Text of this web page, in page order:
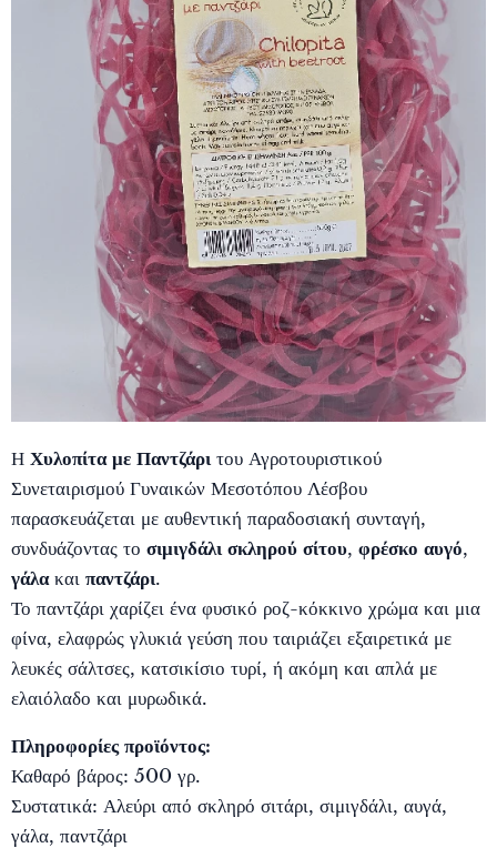
Η Χυλοπίτα με Παντζάριτου Αγροτουριστικού
Συνεταιρισμού Γυναικών Μεσοτόπου Λέσβου
παρασκευάζεται με αυθεντική παραδοσιακή συνταγή,
συνδυάζοντας το σιμιγδάλι σκληρού σίτου, φρέσκο αυγό,
γάλακαι παντζάρι.
Το παντζάρι χαρίζει ένα φυσικό ροζ-κόκκινο χρώμα και μια
φίνα, ελαφρώς γλυκιά γεύση που ταιριάζει εξαιρετικά με
λευκές σάλτσες, κατσικίσιο τυρί, ή ακόμη και απλά με
ελαιόλαδο και μυρωδικά.
Πληροφορίες προϊόντος:
Καθαρό βάρος: 500 γρ.
Συστατικά: Αλεύρι από σκληρό σιτάρι, σιμιγδάλι, αυγά,
γάλα, παντζάρι